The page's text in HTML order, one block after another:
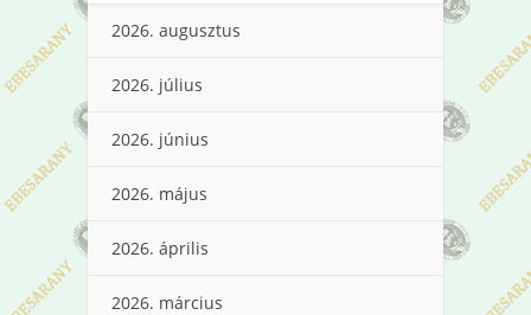
2026. augusztus
2026. július
2026. június
2026. május
2026. április
2026. március